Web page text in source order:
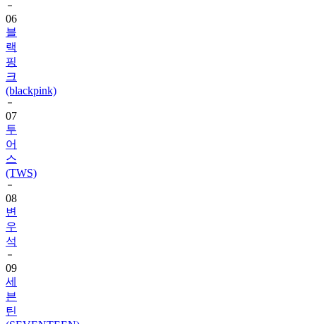
블
랙
핑
크
(blackpink)
07
투
어
스
(TWS)
08
변
우
석
09
세
븐
틴
(SEVENTEEN)